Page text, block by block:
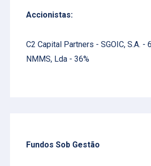
Accionistas:
C2 Capital Partners - SGOIC, S.A. -
NMMS, Lda - 36%
Fundos Sob Gestão